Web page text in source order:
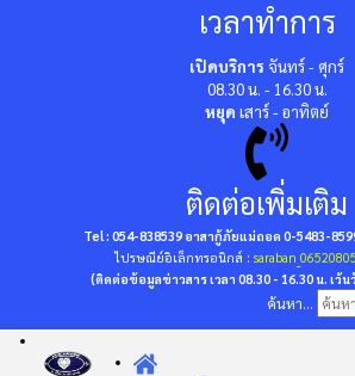
เวลาทำการ
เปิดบริการ จันทร์ - ศุกร์
08.30 น. - 16.30 น.
หยุด เสาร์ - อาทิตย์
ติดต่อเพิ่มเติม
Tel : 054-838539 อาสากู้ภัยแม่ถอด 0-5483-
ไปรษณีย์อิเล็กทรอนิกส์ :
(ติดต่อข้อมูลข่าวสาร เวลา 08.30 - 16.30 น. เว้
ค้นหา...